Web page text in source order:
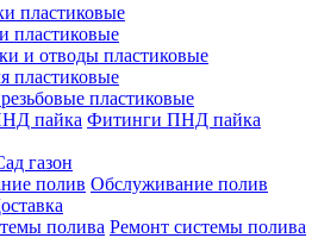
пластиковые
пластиковые
и отводы пластиковые
пластиковые
пластиковые
Фитинги ПНД пайка
газон
Обслуживание полив
Ремонт системы полива